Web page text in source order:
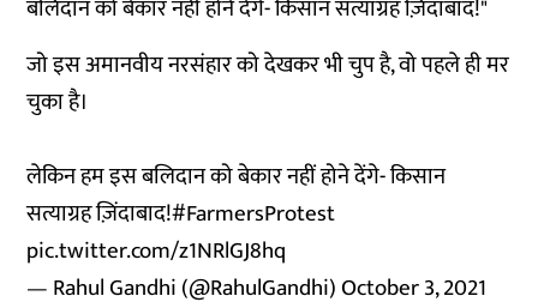
बलिदान को बेकार नहीं होने देंगे- किसान सत्याग्रह ज़िंदाबाद!"
जो इस अमानवीय नरसंहार को देखकर भी चुप है, वो पहले ही मर
चुका है।
लेकिन हम इस बलिदान को बेकार नहीं होने देंगे- किसान
सत्याग्रह ज़िंदाबाद!#FarmersProtest
pic.twitter.com/z1NRlGJ8hq
— Rahul Gandhi (@RahulGandhi)October 3, 2021